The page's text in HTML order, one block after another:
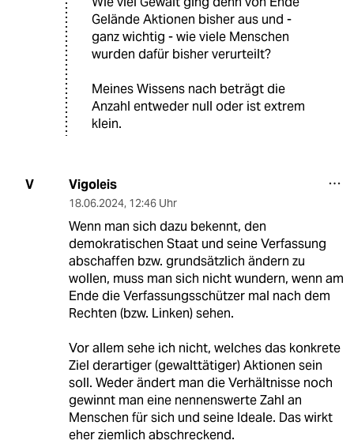
Gelände Aktionen bisher aus und -
ganz wichtig - wie viele Menschen
wurden dafür bisher verurteilt?
Meines Wissens nach beträgt die
Anzahl entweder null oder ist extrem
klein.
V Vigoleis
18.06.2024, 12:46 Uhr
Wenn man sich dazu bekennt, den
demokratischen Staat und seine Verfassung
abschaffen bzw. grundsätzlich ändern zu
wollen, muss man sich nicht wundern, wenn am
Ende die Verfassungsschützer mal nach dem
Rechten (bzw. Linken) sehen.
Vor allem sehe ich nicht, welches das konkrete
Ziel derartiger (gewalttätiger) Aktionen sein
soll. Weder ändert man die Verhältnisse noch
gewinnt man eine nennenswerte Zahl an
Menschen für sich und seine Ideale. Das wirkt
eher ziemlich abschreckend.